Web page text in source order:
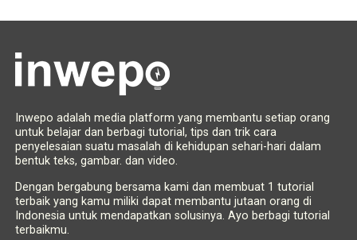
Inwepo adalah media platform yang membantu setiap orang
untuk belajar dan berbagi tutorial, tips dan trik cara
penyelesaian suatu masalah di kehidupan sehari-hari dalam
bentuk teks, gambar. dan video.
Dengan bergabung bersama kami dan membuat 1 tutorial
terbaik yang kamu miliki dapat membantu jutaan orang di
Indonesia untuk mendapatkan solusinya. Ayo berbagi tutorial
terbaikmu.